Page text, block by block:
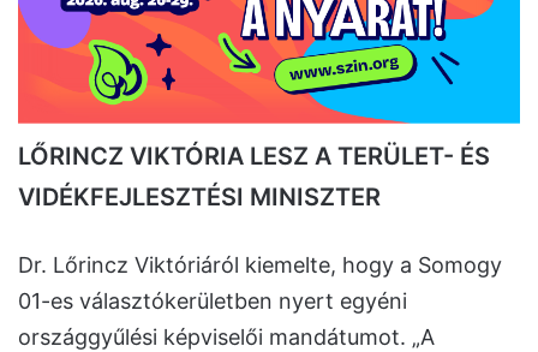
LŐRINCZ VIKTÓRIA LESZ A TERÜLET- ÉS
VIDÉKFEJLESZTÉSI MINISZTER
Dr. Lőrincz Viktóriáról kiemelte, hogy a Somogy
01-es választókerületben nyert egyéni
országgyűlési képviselői mandátumot. „A